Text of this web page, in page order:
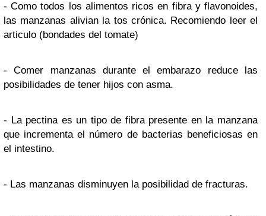
- Como todos los alimentos ricos en fibra y flavonoides,
las manzanas alivian la tos crónica. Recomiendo leer el
articulo (bondades del tomate)
- Comer manzanas durante el embarazo reduce las
posibilidades de tener hijos con asma.
- La pectina es un tipo de fibra presente en la manzana
que incrementa el número de bacterias beneficiosas en
el intestino.
- Las manzanas disminuyen la posibilidad de fracturas.